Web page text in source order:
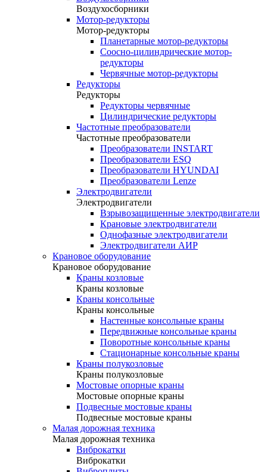
Воздухосборники
Мотор-редукторы
Мотор-редукторы
Планетарные мотор-редукторы
Соосно-цилиндрические мотор-
редукторы
Червячные мотор-редукторы
Редукторы
Редукторы
Редукторы червячные
Цилиндрические редукторы
Частотные преобразователи
Частотные преобразователи
Преобразователи INSTART
Преобразователи ESQ
Преобразователи HYUNDAI
Преобразователи Lenze
Электродвигатели
Электродвигатели
Взрывозащищенные электродвигатели
Крановые электродвигатели
Однофазные электродвигатели
Электродвигатели АИР
Крановое оборудование
Крановое оборудование
Краны козловые
Краны козловые
Краны консольные
Краны консольные
Настенные консольные краны
Передвижные консольные краны
Поворотные консольные краны
Стационарные консольные краны
Краны полукозловые
Краны полукозловые
Мостовые опорные краны
Мостовые опорные краны
Подвесные мостовые краны
Подвесные мостовые краны
Малая дорожная техника
Малая дорожная техника
Виброкатки
Виброкатки